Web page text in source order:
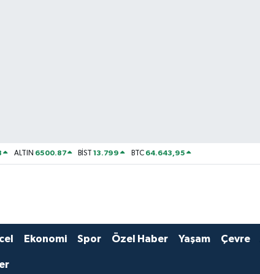
ALTIN 6500.87 BİST13.799 BTC 64.643,95
Ekonomi Spor Özel Haber Yaşam Çevre